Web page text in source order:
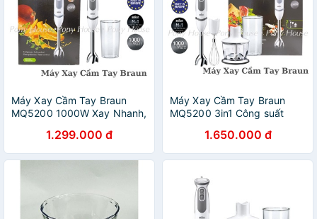
Máy Xay Cầm Tay Braun
MQ5200 1000W Xay Nhanh,
Hành 2 Năm1.299.000 đ
Máy Xay Cầm Tay Braun
MQ5200 3in1 Công suất
quyền, xay nhanh nhuyễn
Chính Hãng Bảo Hành 2
Năm
1.650.000 đ